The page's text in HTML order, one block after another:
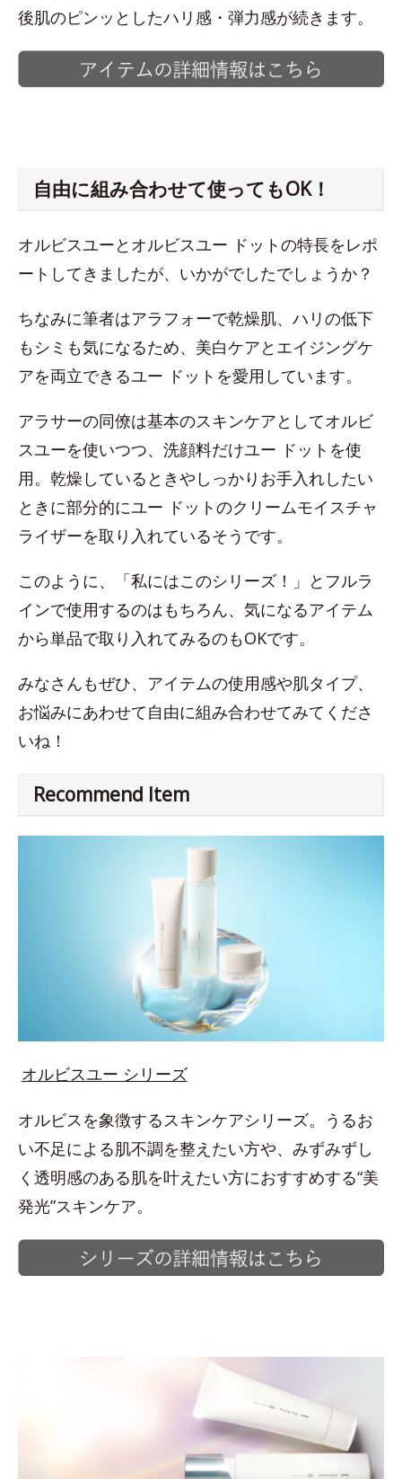
後肌のピンッとしたハリ感・弾力感が続きます。
自由に組み合わせて使ってもOK！
オルビスユーとオルビスユー ドットの特長をレポ
ートしてきましたが、いかがでしたでしょうか？
ちなみに筆者はアラフォーで乾燥肌、ハリの低下
もシミも気になるため、美白ケアとエイジングケ
アを両立できるユー ドットを愛用しています。
アラサーの同僚は基本のスキンケアとしてオルビ
スユーを使いつつ、洗顔料だけユー ドットを使
用。乾燥しているときやしっかりお手入れしたい
ときに部分的にユー ドットのクリームモイスチャ
ライザーを取り入れているそうです。
このように、「私にはこのシリーズ！」とフルラ
インで使用するのはもちろん、気になるアイテム
から単品で取り入れてみるのもOKです。
みなさんもぜひ、アイテムの使用感や肌タイプ、
お悩みにあわせて自由に組み合わせてみてくださ
いね！
Recommend Item
オルビスユー シリーズ
オルビスを象徴するスキンケアシリーズ。うるお
い不足による肌不調を整えたい方や、みずみずし
く透明感のある肌を叶えたい方におすすめする“美
発光”スキンケア。